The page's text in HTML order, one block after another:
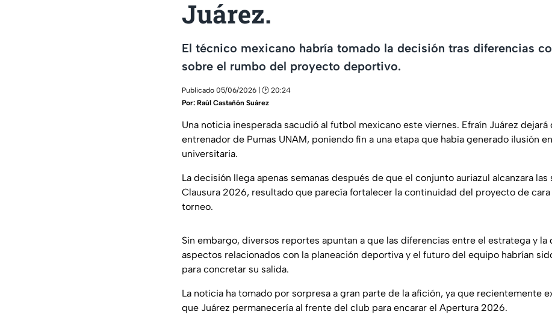
Juárez.
El técnico mexicano habría tomado la decisión tras diferencias
sobre el rumbo del proyecto deportivo.
Publicado 05/06/2026 | 🕑 20:24
Por: Raúl Castañón Suárez
Una noticia inesperada sacudió al futbol mexicano este viernes. Efraín Juárez dejará
entrenador de Pumas UNAM, poniendo fin a una etapa que había generado ilusión
universitaria.
La decisión llega apenas semanas después de que el conjunto auriazul alcanzara las
Clausura 2026, resultado que parecía fortalecer la continuidad del proyecto de
torneo.
Sin embargo, diversos reportes apuntan a que las diferencias entre el estratega y
aspectos relacionados con la planeación deportiva y el futuro del equipo habrían
para concretar su salida.
La noticia ha tomado por sorpresa a gran parte de la afición, ya que recientemente
que Juárez permanecería al frente del club para encarar el Apertura 2026.